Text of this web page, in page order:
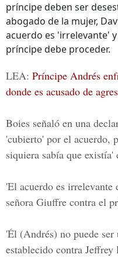
príncipe deben ser
abogado de la mujer,
acuerdo es 'irrelevante'
príncipe debe proceder.
LEA: Príncipe Andrés
donde es acusado de
Boies señaló en una
'cubierto' por el acuerdo,
siquiera sabía que existía'
'El acuerdo es irrelevante
señora Giuffre contra el
'Él (Andrés) no puede ser
establecido contra